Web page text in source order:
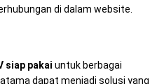
di dalam website.
siap pakai untuk berbagai
dapat menjadi solusi yang